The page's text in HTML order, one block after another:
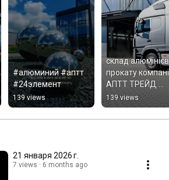
#алюминий #аптт
#24элемент
139 views
склад
прокату
АПТТ ТРЕЙД
#алюминий
т
139 views
21 января 2026 г.
7 views 6 months ago